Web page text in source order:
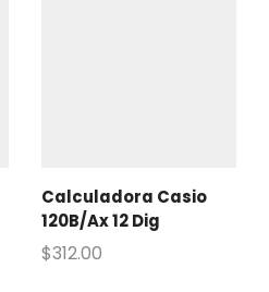
Calculadora Casio
120B/Ax 12 Dig
$312.00